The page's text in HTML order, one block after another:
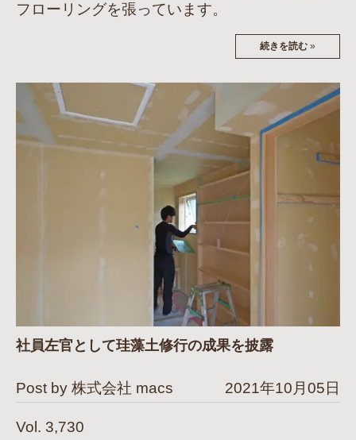
フローリングを張っています。
続きを読む »
社員左官として珪藻土修行の成果を披露
Post by 株式会社 macs 2021年10月05日
Vol. 3,730